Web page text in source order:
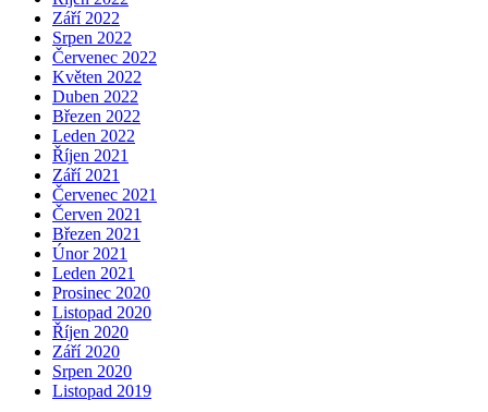
Září 2022
Srpen 2022
Červenec 2022
Květen 2022
Duben 2022
Březen 2022
Leden 2022
Říjen 2021
Září 2021
Červenec 2021
Červen 2021
Březen 2021
Únor 2021
Leden 2021
Prosinec 2020
Listopad 2020
Říjen 2020
Září 2020
Srpen 2020
Listopad 2019